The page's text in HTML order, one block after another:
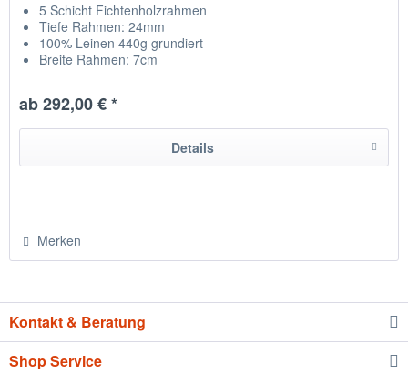
5 Schicht Fichtenholzrahmen
Tiefe Rahmen: 24mm
100% Leinen 440g grundiert
Breite Rahmen: 7cm
hergestellt in Chemnitz / Deutschland
ab 292,00 € *
Details
Merken
Kontakt & Beratung
Shop Service